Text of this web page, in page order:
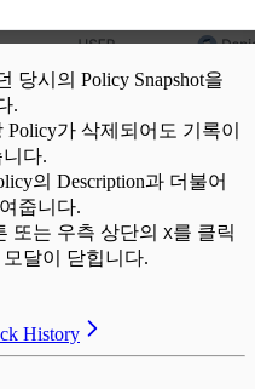
당시의 Policy Snapshot을
.
Policy가 삭제되어도 기록이
다.
의 Description과 더불어
줍니다.
또는 우측 상단의 X를 클릭
달이 닫힙니다.
History